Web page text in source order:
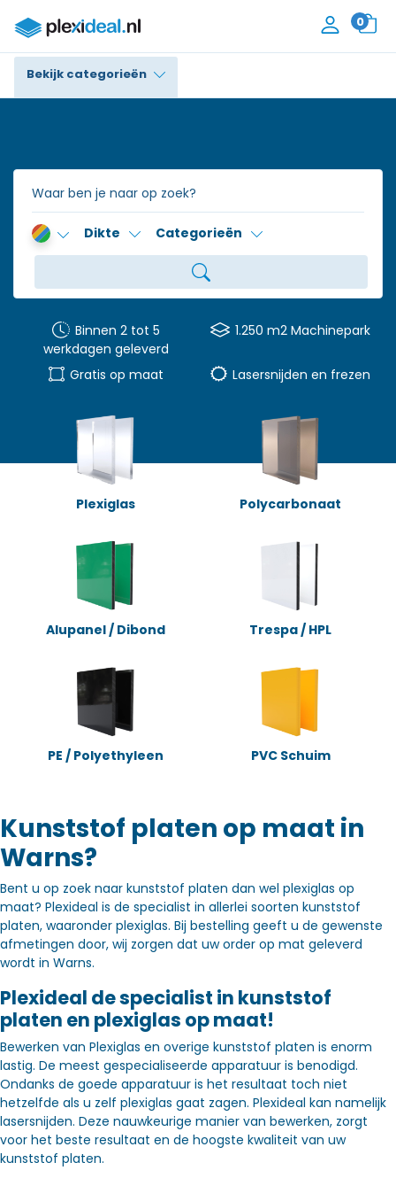
0
Bekijk categorieën
Trespa® / HPL
Alupanel / Dibond®
Accessoires
Dikte Categorieën
Binnen 2 tot 5
werkdagen geleverd
1.250 m2 Machinepark
Gratis op maat Lasersnijden en frezen
Plexiglas Polycarbonaat
Alupanel / Dibond Trespa / HPL
PE / Polyethyleen PVC Schuim
Kunststof platen op maat in
Warns?
Bent u op zoek naar kunststof platen dan wel plexiglas op
maat? Plexideal is de specialist in allerlei soorten kunststof
platen, waaronder plexiglas. Bij bestelling geeft u de gewenste
afmetingen door, wij zorgen dat uw order op mat geleverd
wordt in Warns.
Plexideal de specialist in kunststof
platen en plexiglas op maat!
Bewerken van Plexiglas en overige kunststof platen is enorm
lastig. De meest gespecialiseerde apparatuur is benodigd.
Ondanks de goede apparatuur is het resultaat toch niet
hetzelfde als u zelf plexiglas gaat zagen. Plexideal kan namelijk
lasersnijden. Deze nauwkeurige manier van bewerken, zorgt
voor het beste resultaat en de hoogste kwaliteit van uw
kunststof platen.